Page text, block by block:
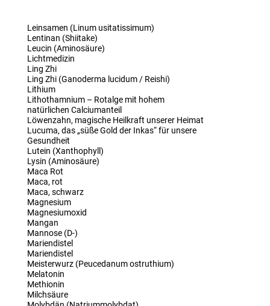
Leinsamen (Linum usitatissimum)
Lentinan (Shiitake)
Leucin (Aminosäure)
Lichtmedizin
Ling Zhi
Ling Zhi (Ganoderma lucidum / Reishi)
Lithium
Lithothamnium – Rotalge mit hohem
natürlichen Calciumanteil
Löwenzahn, magische Heilkraft unserer Heimat
Lucuma, das „süße Gold der Inkas“ für unsere
Gesundheit
Lutein (Xanthophyll)
Lysin (Aminosäure)
Maca Rot
Maca, rot
Maca, schwarz
Magnesium
Magnesiumoxid
Mangan
Mannose (D-)
Mariendistel
Mariendistel
Meisterwurz (Peucedanum ostruthium)
Melatonin
Methionin
Milchsäure